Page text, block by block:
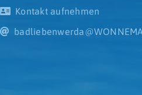
Kontakt aufnehmen